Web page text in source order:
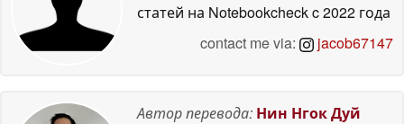
статей на Notebookcheckc 2022 года
contact me via:
jacob67147
Автор перевода: Нин Нгок Дуй